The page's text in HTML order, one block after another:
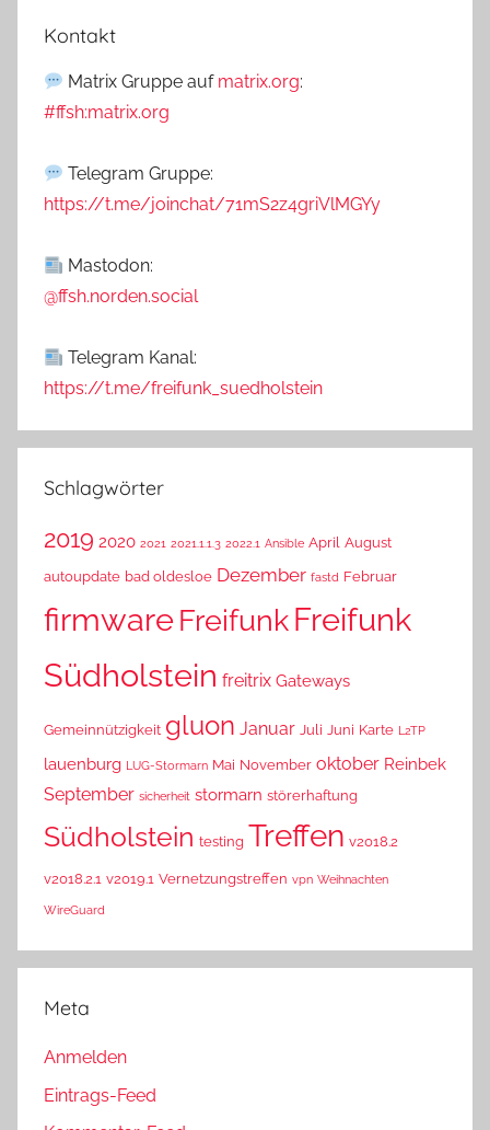
Kontakt
Matrix Gruppe auf matrix.org:
#ffsh:matrix.org
Telegram Gruppe:
https://t.me/joinchat/71mS2z4griVlMGYy
Mastodon:
@ffsh.norden.social
Telegram Kanal:
https://t.me/freifunk_suedholstein
Schlagwörter
2019 2020 2021 2021.1.1.3 2022.1 Ansible April August
autoupdate bad oldesloe Dezember fastd Februar
firmwareFreifunkFreifunk
Südholstein freitrix Gateways
Gemeinnützigkeit gluon Januar Juli Juni Karte L2TP
lauenburg LUG-Stormarn Mai November oktober Reinbek
September sicherheit stormarn störerhaftung
Südholstein testing Treffen v2018.2
v2018.2.1 v2019.1 Vernetzungstreffen vpn Weihnachten
WireGuard
Meta
Anmelden
Eintrags-Feed